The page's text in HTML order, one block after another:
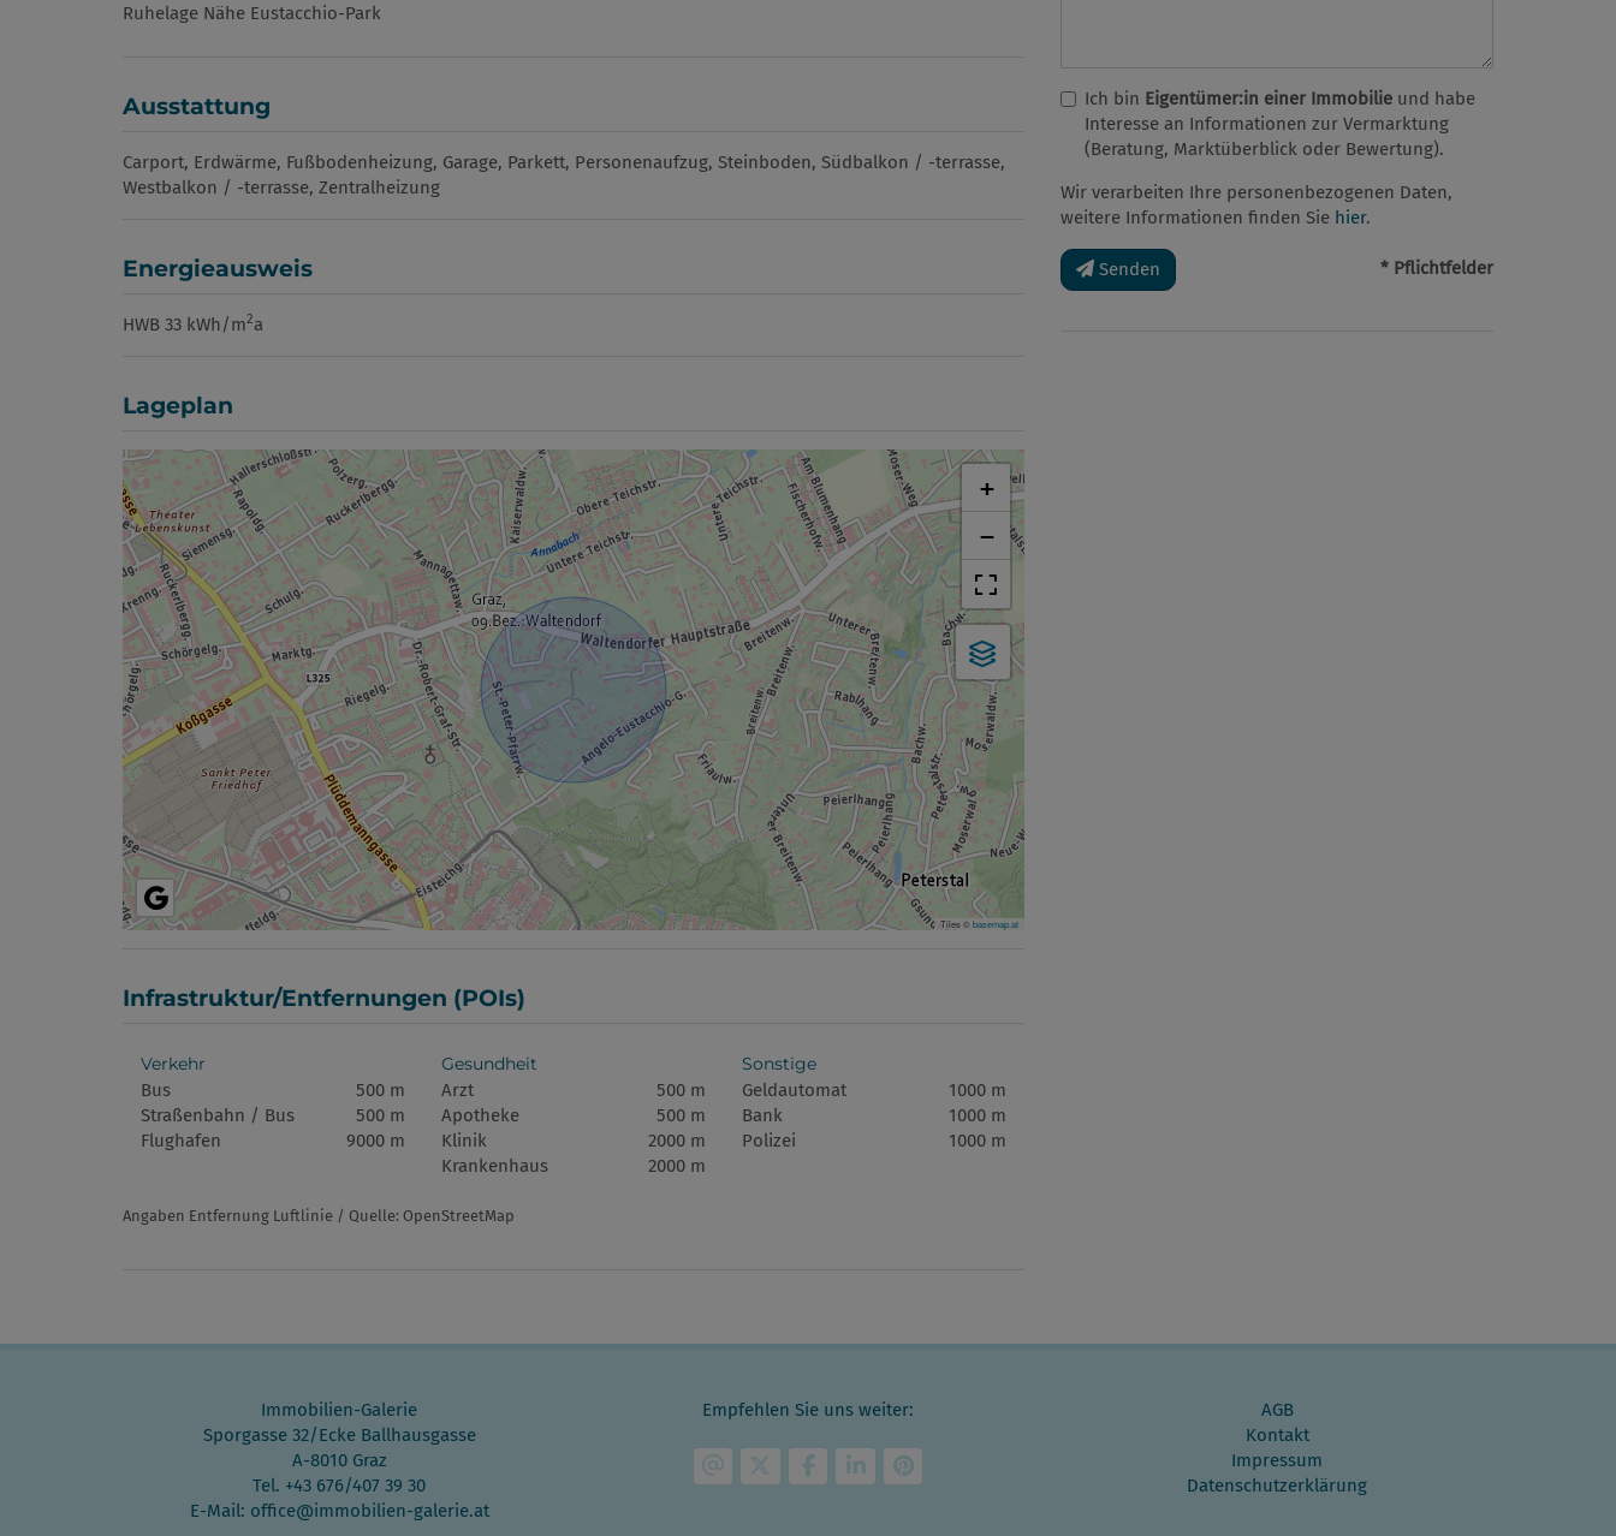
Ruhelage Nähe Eustacchio-Park
Ausstattung
Carport Erdwärme Fußbodenheizung Garage Parkett Personenaufzug Steinboden Südbalkon / -terrasse
Westbalkon / -terrasse Zentralheizung
Energieausweis
HWB 33 kWh/m2a
Lageplan
+
−
Tiles ©basemap.at
Infrastruktur/Entfernungen (POIs)
Verkehr
Bus
500 m
Straßenbahn / Bus
500 m
Flughafen
9000 m
Gesundheit
Arzt
500 m
Apotheke
500 m
Klinik
2000 m
Krankenhaus
2000 m
Sonstige
Geldautomat
1000 m
Bank
1000 m
Polizei
1000 m
Angaben Entfernung Luftlinie / Quelle: OpenStreetMap
Ich bin Eigentümer:in einer Immobilie und habe
Interesse an Informationen zur Vermarktung
(Beratung, Marktüberblick oder Bewertung).
Wir verarbeiten Ihre personenbezogenen Daten,
weitere Informationen finden Sie hier.
Senden * Pflichtfelder
Immobilien-Galerie
Sporgasse 32/Ecke Ballhausgasse
A-8010 Graz
Tel. +43 676/407 39 30
E-Mail: office@immobilien-galerie.at
Empfehlen Sie uns weiter:
AGB
Kontakt
Impressum
Datenschutzerklärung